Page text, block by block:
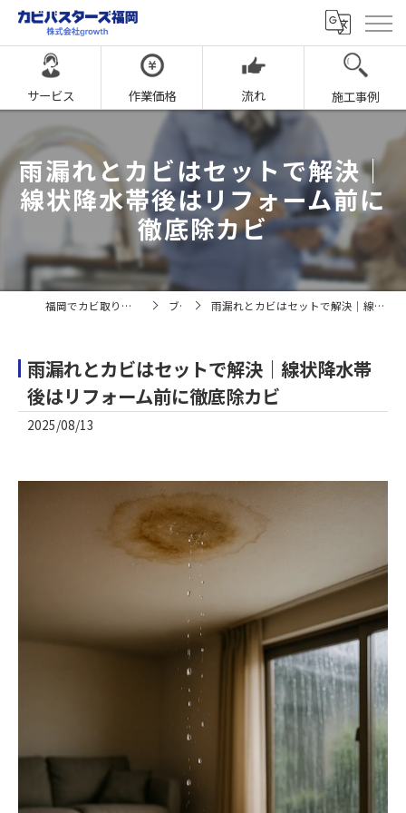
サービス 作業価格 流れ 施工事例
雨漏れとカビはセットで解決｜
線状降水帯後はリフォーム前に
徹底除カビ
福岡でカビ取りならカビバスターズ福岡 ブログ 雨漏れとカビはセットで解決｜線状降水帯後はリフォーム前に徹底除カビ
雨漏れとカビはセットで解決｜線状降水帯
後はリフォーム前に徹底除カビ
2025/08/13